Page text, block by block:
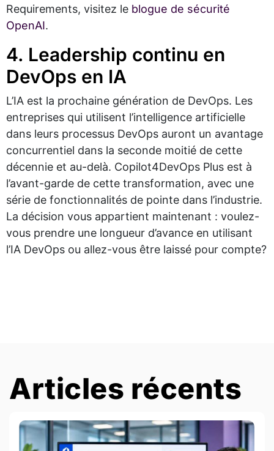
Requirements, visitez le blogue de sécurité
OpenAI.
4. Leadership continu en
DevOps en IA
L’IA est la prochaine génération de DevOps. Les
entreprises qui utilisent l’intelligence artificielle
dans leurs processus DevOps auront un avantage
concurrentiel dans la seconde moitié de cette
décennie et au-delà. Copilot4DevOps Plus est à
l’avant-garde de cette transformation, avec une
série de fonctionnalités de pointe dans l’industrie.
La décision vous appartient maintenant : voulez-
vous prendre une longueur d’avance en utilisant
l’IA DevOps ou allez-vous être laissé pour compte?
Articles récents